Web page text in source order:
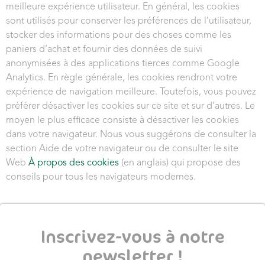
meilleure expérience utilisateur. En général, les cookies
sont utilisés pour conserver les préférences de l’utilisateur,
stocker des informations pour des choses comme les
paniers d’achat et fournir des données de suivi
anonymisées à des applications tierces comme Google
Analytics. En règle générale, les cookies rendront votre
expérience de navigation meilleure. Toutefois, vous pouvez
préférer désactiver les cookies sur ce site et sur d’autres. Le
moyen le plus efficace consiste à désactiver les cookies
dans votre navigateur. Nous vous suggérons de consulter la
section Aide de votre navigateur ou de consulter le site
Web À propos des cookies (en anglais) qui propose des
conseils pour tous les navigateurs modernes.
Inscrivez-vous à notre